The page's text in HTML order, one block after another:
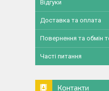
Відгуки
Доставка та оплата
Повернення та обмін
Часті питання
Контакти